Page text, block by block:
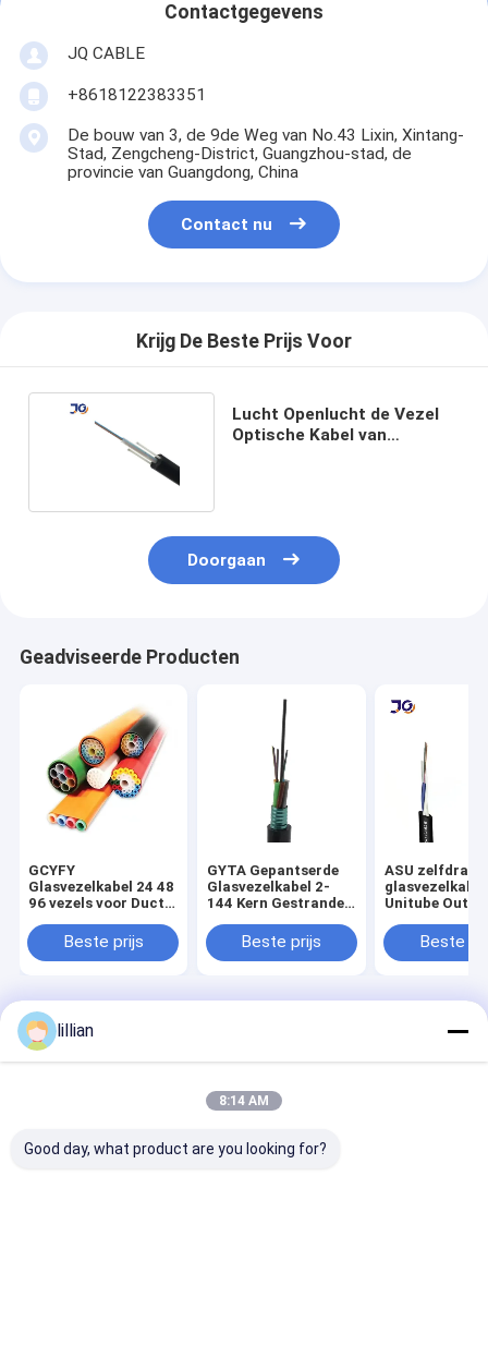
Contactgegevens
JQ CABLE
+8618122383351
De bouw van 3, de 9de Weg van No.43 Lixin, Xintang-
Stad, Zengcheng-District, Guangzhou-stad, de
provincie van Guangdong, China
Contact nu
Krijg De Beste Prijs Voor
Lucht Openlucht de Vezel
Optische Kabel van
Doorgaan
Geadviseerde Producten
GCYFY
Glasvezelkabel 24 48
96 vezels voor Duct
Dichtheid Netwerk
Beste prijs
GYTA Gepantserde
Glasvezelkabel 2-
144 Kern Gestrande
Lucht/Buis
Buitengebruik Lange
Beste prijs
ASU
glasvezelkabel
Unitube
Single Mode
optische kabel
Beste
2026 Guangzhou Jiqian Fiber Optic Cable Co., Ltd.. All Rights
Reserved.
lillian
8:14 AM
Good day, what product are you looking for?